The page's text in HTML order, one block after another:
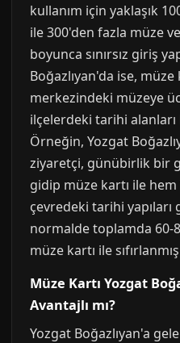
kullanım için yaklaşık
ile 300'den fazla müze
boyunca sınırsız giriş
Boğazlıyan'da ise,
merkezindeki müzeye
ilçelerdeki tarihi
Örneğin, Yozgat
ziyaretçi, günübirlik bir
gidip müze kartı ile
çevredeki tarihi
normalde toplamda 60-
müze kartı ile
Müze Kartı Yozgat
Avantajlı mı?
Yozgat Boğazlıyan'a